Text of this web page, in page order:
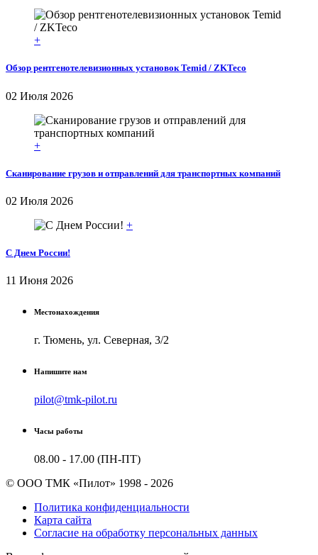
+
Обзор рентгенотелевизионных установок Temid / ZKTeco
02 Июля 2026
+
Сканирование грузов и отправлений для транспортных компаний
02 Июля 2026
+
С Днем России!
11 Июня 2026
Местонахождения
г. Тюмень, ул. Северная, 3/2
Напишите нам
pilot@tmk-pilot.ru
Часы работы
08.00 - 17.00 (ПН-ПТ)
© ООО ТМК «Пилот» 1998 - 2026
Политика конфиденциальности
Карта сайта
Согласие на обработку персональных данных